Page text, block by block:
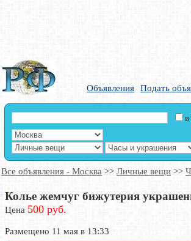
Объявления Подать
в
Все объявления - Москва >> Личные вещи >>
Колье жемчуг бижутерия
Цена 500 руб.
Размещено 11 мая в 13:33